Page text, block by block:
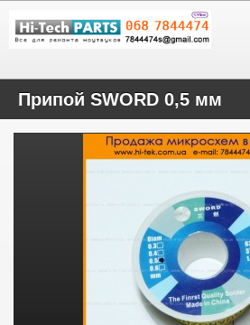
Припой SWORD 0,5 мм